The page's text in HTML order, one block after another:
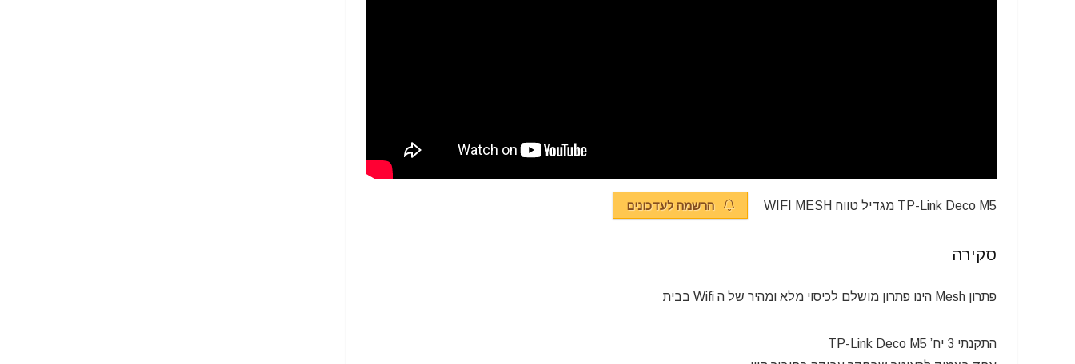
TP-Link Deco M5 מגדיל טווח WIFI MESH הרשמה לעדכונים
סקירה
פתרון Mesh הינו פתרון מושלם לכיסוי מלא ומהיר של ה Wifi בבית
התקנתי 3 יח’
TP-Link Deco M5